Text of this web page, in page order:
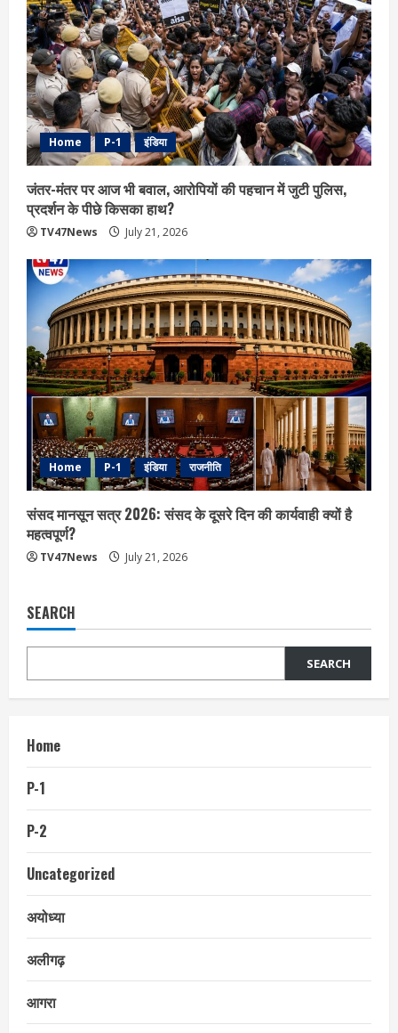
Home P-1 इंडिया
जंतर-मंतर पर आज भी बवाल, आरोपियों की पहचान में जुटी पुलिस,
प्रदर्शन के पीछे किसका हाथ?
TV47News July 21, 2026
Home P-1 इंडिया राजनीति
संसद मानसून सत्र 2026: संसद के दूसरे दिन की कार्यवाही क्यों है
महत्वपूर्ण?
TV47News July 21, 2026
SEARCH
SEARCH
Home
P-1
P-2
Uncategorized
अयोध्या
अलीगढ़
आगरा